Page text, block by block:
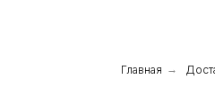
Главная →